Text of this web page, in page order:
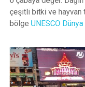
çeşitli bitki ve hayvan
bölge UNESCO